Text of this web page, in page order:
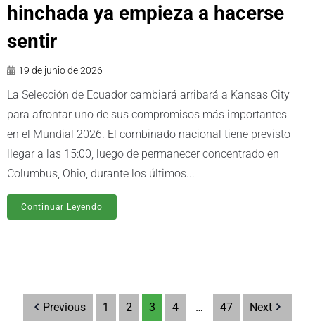
hinchada ya empieza a hacerse
sentir
19 de junio de 2026
La Selección de Ecuador cambiará arribará a Kansas City
para afrontar uno de sus compromisos más importantes
en el Mundial 2026. El combinado nacional tiene previsto
llegar a las 15:00, luego de permanecer concentrado en
Columbus, Ohio, durante los últimos...
Continuar Leyendo
Previous 1 2 3 4 … 47 Next